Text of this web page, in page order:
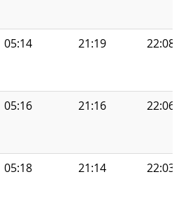
05:14 21:19 22:08
05:16 21:16 22:06
05:18 21:14 22:03